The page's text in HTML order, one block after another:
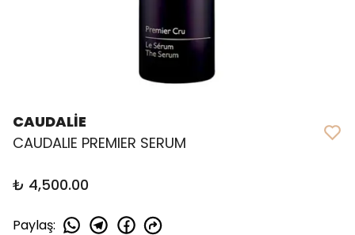
CAUDALİE
CAUDALIE PREMIER SERUM
₺ 4,500.00
Paylaş: